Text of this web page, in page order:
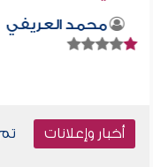
محمد العريفي
أخبار وإعلانات